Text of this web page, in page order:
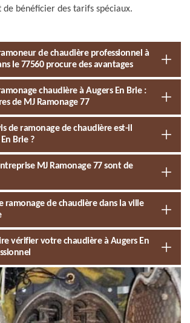
de bénéficier des tarifs spéciaux.
de chaudière professionnel à
le 77560 procure des avantages
chaudière à Augers En Brie :
de MJ Ramonage 77
de ramonage de chaudière est-il
Brie ?
MJ Ramonage 77 sont de
ramonage de chaudière dans la ville
vérifier votre chaudière à Augers En